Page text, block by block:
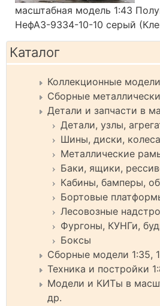
масштабная модель 1:43
НефАЗ-9334-10-10 серый
Каталог
Коллекционные
Сборные
Детали и запчасти в
Детали, узлы,
Шины, диски, колеса
Металлические
Баки, ящики,
Кабины, бамперы,
Бортовые
Лесовозные
Фургоны, КУНГи,
Боксы
Сборные модели 1:35,
Техника и постройки
Модели и КИТы в
др.